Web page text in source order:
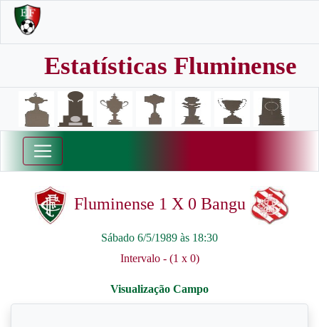
Estatísticas Fluminense
Fluminense 1 X 0 Bangu
Sábado 6/5/1989 às 18:30
Intervalo - (1 x 0)